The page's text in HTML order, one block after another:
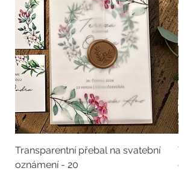
Transparentní přebal na svatební
oznámení - 20